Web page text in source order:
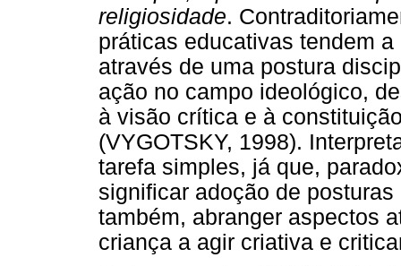
religiosidade.
práticas educativas tendem
através de uma postura
ação no campo ideológico,
à visão crítica e à
(VYGOTSKY, 1998).
tarefa simples, já que,
significar adoção de
também, abranger aspectos
criança a agir criativa e